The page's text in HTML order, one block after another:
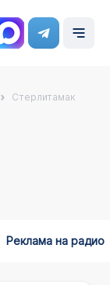
Стерлитамак
Реклама на радио